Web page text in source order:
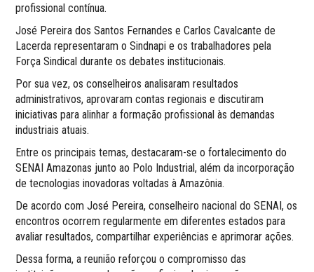
profissional contínua.
José Pereira dos Santos Fernandes e Carlos Cavalcante de
Lacerda representaram o Sindnapi e os trabalhadores pela
Força Sindical durante os debates institucionais.
Por sua vez, os conselheiros analisaram resultados
administrativos, aprovaram contas regionais e discutiram
iniciativas para alinhar a formação profissional às demandas
industriais atuais.
Entre os principais temas, destacaram-se o fortalecimento do
SENAI Amazonas junto ao Polo Industrial, além da incorporação
de tecnologias inovadoras voltadas à Amazônia.
De acordo com José Pereira, conselheiro nacional do SENAI, os
encontros ocorrem regularmente em diferentes estados para
avaliar resultados, compartilhar experiências e aprimorar ações.
Dessa forma, a reunião reforçou o compromisso das